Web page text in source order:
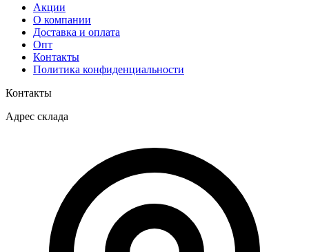
Акции
О компании
Доставка и оплата
Опт
Контакты
Политика конфиденциальности
Контакты
Адрес склада